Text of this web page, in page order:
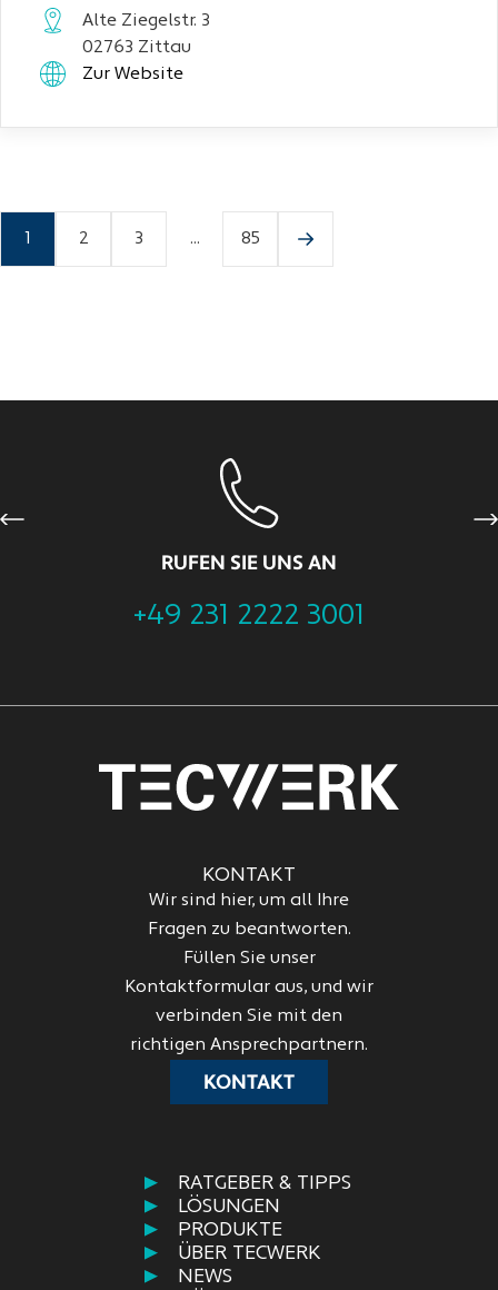
Alte Ziegelstr. 3
02763 Zittau
Zur Website
2 3 ... 85
RUFEN SIE UNS AN
+49 231 2222 3001
Previous
RATGEBER & TIPPS
LÖSUNGEN
PRODUKTE
ÜBER TECWERK
NEWS
KONTAKT
Wir sind hier, um all Ihre
Fragen zu beantworten.
Füllen Sie unser
Kontaktformular aus, und wir
verbinden Sie mit den
richtigen Ansprechpartnern.
KONTAKT